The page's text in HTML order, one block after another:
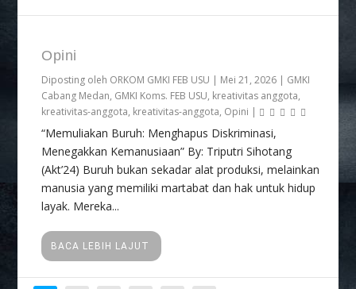
Opini
Diposting oleh ORKOM GMKI FEB USU | Mei 21, 2026 | GMKI
Cabang Medan, GMKI Koms. FEB USU, kreativitas anggota,
kreativitas-anggota, kreativitas-anggota, Opini |
“Memuliakan Buruh: Menghapus Diskriminasi,
Menegakkan Kemanusiaan” By: Triputri Sihotang
(Akt’24) Buruh bukan sekadar alat produksi, melainkan
manusia yang memiliki martabat dan hak untuk hidup
layak. Mereka...
BACA LEBIH LAJUT